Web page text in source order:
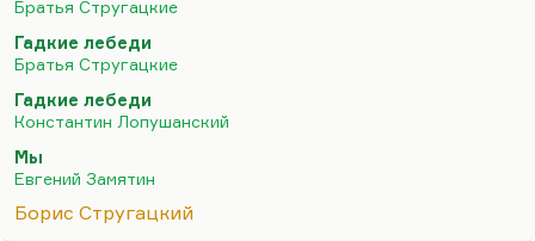
мир до катастрофы. Потому что если
гиперкомпенсации и гипеспособности дать
человеку мстительному и травмированному
глубоко, то миру мало не покажется. В последнее
время я думаю, что эта антиутопия…
Братья Стругацкие
Гадкие лебеди
Братья Стругацкие
Гадкие лебеди
Константин Лопушанский
Мы
Евгений Замятин
Борис Стругацкий